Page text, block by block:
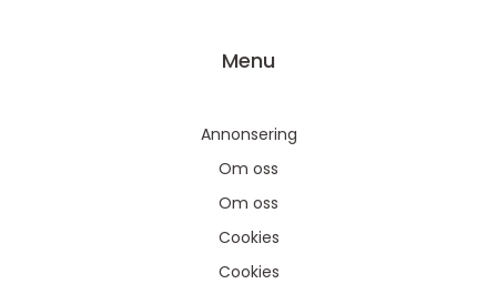
Menu
Annonsering
Om oss
Om oss
Cookies
Cookies